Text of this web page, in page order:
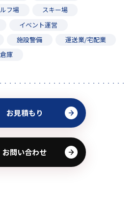
フ場
スキー場
イベント運営
施設警備
運送業/宅配業
倉庫
お見積もり
お問い合わせ